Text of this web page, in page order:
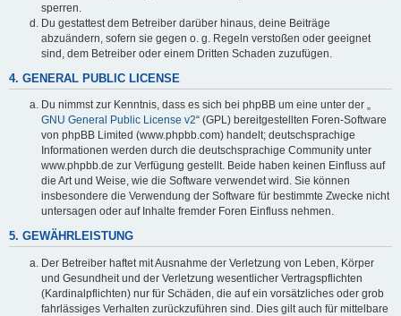
sperren.
Du gestattest dem Betreiber darüber hinaus, deine Beiträge
abzuändern, sofern sie gegen o. g. Regeln verstoßen oder geeignet
sind, dem Betreiber oder einem Dritten Schaden zuzufügen.
4. GENERAL PUBLIC LICENSE
Du nimmst zur Kenntnis, dass es sich bei phpBB um eine unter der „
GNU General Public License v2“ (GPL) bereitgestellten Foren-Software
von phpBB Limited (www.phpbb.com) handelt; deutschsprachige
Informationen werden durch die deutschsprachige Community unter
www.phpbb.de zur Verfügung gestellt. Beide haben keinen Einfluss auf
die Art und Weise, wie die Software verwendet wird. Sie können
insbesondere die Verwendung der Software für bestimmte Zwecke nicht
untersagen oder auf Inhalte fremder Foren Einfluss nehmen.
5. GEWÄHRLEISTUNG
Der Betreiber haftet mit Ausnahme der Verletzung von Leben, Körper
und Gesundheit und der Verletzung wesentlicher Vertragspflichten
(Kardinalpflichten) nur für Schäden, die auf ein vorsätzliches oder grob
fahrlässiges Verhalten zurückzuführen sind. Dies gilt auch für mittelbare